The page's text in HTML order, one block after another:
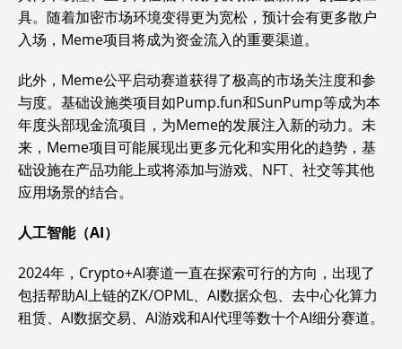
具。随着加密市场环境变得更为宽松，预计会有更多散户
入场，Meme项目将成为资金流入的重要渠道。
此外，Meme公平启动赛道获得了极高的市场关注度和参
与度。基础设施类项目如Pump.fun和SunPump等成为本
年度头部现金流项目，为Meme的发展注入新的动力。未
来，Meme项目可能展现出更多元化和实用化的趋势，基
础设施在产品功能上或将添加与游戏、NFT、社交等其他
应用场景的结合。
人工智能（AI）
2024年，Crypto+AI赛道一直在探索可行的方向，出现了
包括帮助AI上链的ZK/OPML、AI数据众包、去中心化算力
租赁、AI数据交易、AI游戏和AI代理等数十个AI细分赛道。